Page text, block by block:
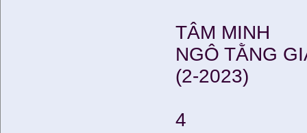
TÂM MINH
NGÔ TẰNG
(2-2023)
4